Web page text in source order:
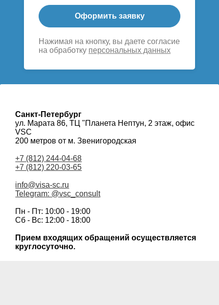
Оформить заявку
Нажимая на кнопку, вы даете согласие
на обработку персональных данных
Санкт-Петербург
ул. Марата 86, ТЦ "Планета Нептун, 2 этаж, офис
VSC
200 метров от м. Звенигородская
+7 (812) 244-04-68
+7 (812) 220-03-65
info@visa-sc.ru
Telegram: @vsc_consult
Пн - Пт: 10:00 - 19:00
Сб - Вс: 12:00 - 18:00
Прием входящих обращений осуществляется
круглосуточно.